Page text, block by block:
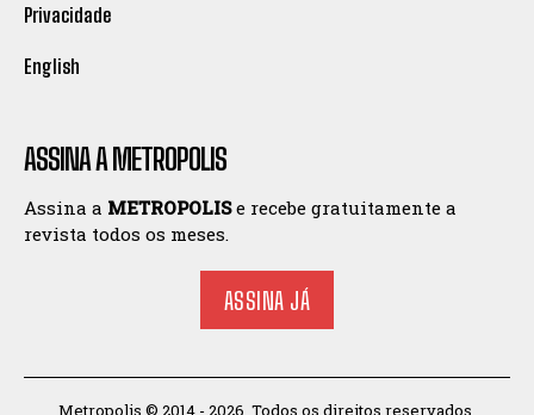
Privacidade
English
ASSINA A METROPOLIS
Assina a METROPOLISe recebe gratuitamente a
revista todos os meses.
ASSINA JÁ
Metropolis © 2014 - 2026. Todos os direitos reservados.